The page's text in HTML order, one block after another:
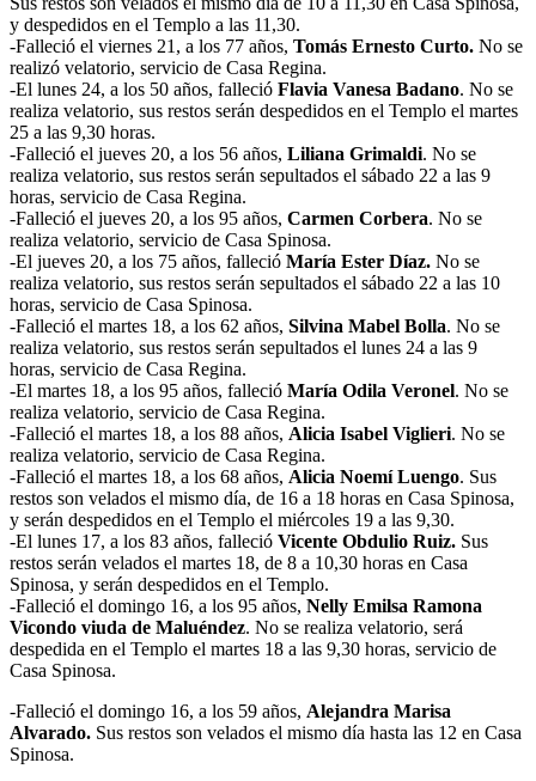
y despedidos en el Templo a las 11,30.
-Falleció el viernes 21, a los 77 años, Tomás Ernesto Curto. No se
realizó velatorio, servicio de Casa Regina.
-El lunes 24, a los 50 años, falleció Flavia Vanesa Badano. No se
realiza velatorio, sus restos serán despedidos en el Templo el martes
25 a las 9,30 horas.
-Falleció el jueves 20, a los 56 años, Liliana Grimaldi. No se
realiza velatorio, sus restos serán sepultados el sábado 22 a las 9
horas, servicio de Casa Regina.
-Falleció el jueves 20, a los 95 años, Carmen Corbera. No se
realiza velatorio, servicio de Casa Spinosa.
-El jueves 20, a los 75 años, falleció María Ester Díaz. No se
realiza velatorio, sus restos serán sepultados el sábado 22 a las 10
horas, servicio de Casa Spinosa.
-Falleció el martes 18, a los 62 años, Silvina Mabel Bolla. No se
realiza velatorio, sus restos serán sepultados el lunes 24 a las 9
horas, servicio de Casa Regina.
-El martes 18, a los 95 años, falleció María Odila Veronel. No se
realiza velatorio, servicio de Casa Regina.
-Falleció el martes 18, a los 88 años, Alicia Isabel Viglieri. No se
realiza velatorio, servicio de Casa Regina.
-Falleció el martes 18, a los 68 años, Alicia Noemí Luengo. Sus
restos son velados el mismo día, de 16 a 18 horas en Casa Spinosa,
y serán despedidos en el Templo el miércoles 19 a las 9,30.
-El lunes 17, a los 83 años, falleció Vicente Obdulio Ruiz. Sus
restos serán velados el martes 18, de 8 a 10,30 horas en Casa
Spinosa, y serán despedidos en el Templo.
-Falleció el domingo 16, a los 95 años, Nelly Emilsa Ramona
Vicondo viuda de Maluéndez. No se realiza velatorio, será
despedida en el Templo el martes 18 a las 9,30 horas, servicio de
Casa Spinosa.
-Falleció el domingo 16, a los 59 años, Alejandra Marisa
Alvarado. Sus restos son velados el mismo día hasta las 12 en Casa
Spinosa.